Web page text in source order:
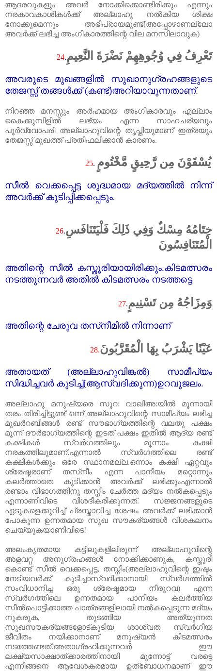
ആദരവുകളും അവർ നോക്കിക്കൊണ്ടിരിക്കും എന്നും
നരകാവകാശികൾക്ക്‌ അല്ലാഹു നൽകിയ ശിക്ഷ
നോക്കുമെന്നും അഭിപ്രായമുണ്ട്‌(അപ്പോഴാണല്ലോ
അവർക്ക്‌ ലഭിച്ച അംഗീകാരത്തിന്റെ വില മനസിലാവുക)
24.تَعْرِفُ فِي وُجُوهِهِمْ نَضْرَةَ النَّعِيمِ
അവരുടെ മുഖങ്ങളിൽ സുഖാനുഗ്രഹങ്ങളുടെ
തേജസ്സ്‌ തങ്ങൾക്ക്‌ (കണ്ട്‌)അറിയാവുന്നതാണ്‌.
നിറഞ്ഞ മനസ്സും അർഹമായ അംഗീകാരവും എല്ലാം
കൈക്കുമ്പിളിൽ ലഭ്യം എന്ന സാഹചര്യവും
പൂർവ്വോപരി അല്ലാഹുവിന്റെ തൃപ്തിയുമാണ്‌ ഇത്രയും
തേജസ്സ്‌ മുഖത്ത്‌ പ്രതിഫലിക്കാൻ കാരണം.
25. يُسْقَوْنَ مِن رَّحِيقٍ مَّخْتُومٍ
സീൽ വെക്കപ്പെട്ട ശുദ്ധമായ മദ്യത്തിൽ നിന്ന്
അവർക്ക്‌ കുടിപ്പിക്കപ്പെടും.
26.خِتَامُهُ مِسْكٌ وَفِي ذَلِكَ فَلْيَتَنَافَسِ
الْمُتَنَافِسُونَ
അതിന്റെ സീൽ കസ്തൂരിയായിരിക്കും.കിടമത്സരം
നടത്തുന്നവർ അതിൽ കിടമത്സരം നടത്തട്ടെ
27.وَمِزَاجُهُ مِن تَسْنِيمٍ
അതിന്റെ ചേരുവ തസ്‌നീമിൽ നിന്നാണ്‌
28.عَيْنًا يَشْرَبُ بِهَا الْمُقَرَّبُونَ
അതായത്‌ (അല്ലാഹുവിങ്കൽ) സാമീപ്യം
സിദ്ധിച്ചവർ കുടിച്ച്‌(ആസ്വദിക്കുന്ന)​‍ഉറവുജലം.
അല്ലാഹു മനുഷ്യരെ സൂറ: വാഖിഅ:യിൽ മൂന്നായി
തരം തിരിച്ചിട്ടുണ്ട്‌ ഒന്ന് അല്ലാഹുവിന്റെ സാമീപ്യം ലഭിച്ച
മുഖർറബീങ്ങൾ രണ്ട്‌ സൗഭാഗ്യത്തിന്റെ വലതു പക്ഷം
മൂന്ന് ദൗർഭാഗ്യത്തിന്റെ ഇടത്‌ പക്ഷം ഇതിൽ ആദ്യ രണ്ട്‌
കക്ഷികൾ സ്വർഗത്തിലും മൂന്നാം കക്ഷി
നരകത്തിലുമാണ്‌.എന്നാൽ സ്വർഗത്തിലെ രണ്ട്‌
കക്ഷികൾക്കും ഒരേ സ്ഥാനമല്ല.ഒന്നാം കക്ഷി ഏറ്റവും
ശ്രേഷ്ടരാണ്‌ തസ്‌നീം എന്ന പാനീയം മറ്റൊന്നും
കലർത്താതെ കുടിക്കാൻ അവർക്ക്‌ ലഭിക്കുംഎന്നാൽ
രണ്ടാം വിഭാഗത്തിനു തസ്നീം ചേർത്ത മദ്യം നൽകപ്പെടും
എന്നാണിവിടെ വിശദീകരിക്കുന്നത്‌. സജ്ജനങ്ങളുടെ
ഏടുകളെക്കുറിച്ച്‌ പ്രസ്താവിച്ച ശേഷം അവർക്ക്‌ ലഭിക്കാൻ
പോകുന്ന ഉന്നതമായ സുഖ സൗകര്യങ്ങൾ വിശകലനം
ചെയ്യുകയാണിവിടെ!
അലംകൃതമായ കട്ടിലുകളിലിരുന്ന് അല്ലാഹുവിന്റെ
അളവറ്റ അനുഗ്രഹങ്ങൾ നോക്കിക്കാണുക, കസ്തൂരി
കൊണ്ട്‌ സീൽ വെക്കപ്പെട്ട, തസ്നീം(അല്ലാഹുവിന്റെ ഇഷ്ടം
നേടിയവർക്ക്‌ കുടിച്ചാസ്വദിക്കാനായി സ്വർഗത്തിൽ
സംവിധാനിച്ച ഒരു ശ്രേഷ്ടമായ നീരുറവ) എന്ന
സ്വർഗത്തിലെ ഉന്നതമായ പാനീയം കലർത്തിയ
സീൽപൊട്ടിക്കാത്ത പാത്രങ്ങളിലായി നൽകപ്പെടുന്ന മദ്യം
നുകരുക, തുടങ്ങിയ അത്യുന്നത
സുഖസൗകര്യങ്ങളോട്കൂടിയ ശാശ്വത സ്വർഗീയ
ജീവിതം നയിക്കാനാണ്‌ മനുഷ്യൻ കിടമത്സരം
നടത്തേണ്ടത്‌.അതാഗ്രഹിക്കുന്നവർ ഈ
ലക്ഷ്യസാക്ഷാത്ക്കാരത്തിനായി മുന്നോട്ട്‌ വരട്ടെ
എന്നിങ്ങനെ ആവേശകരമായ ഉത്ബോധനമാണ്‌ ഈ